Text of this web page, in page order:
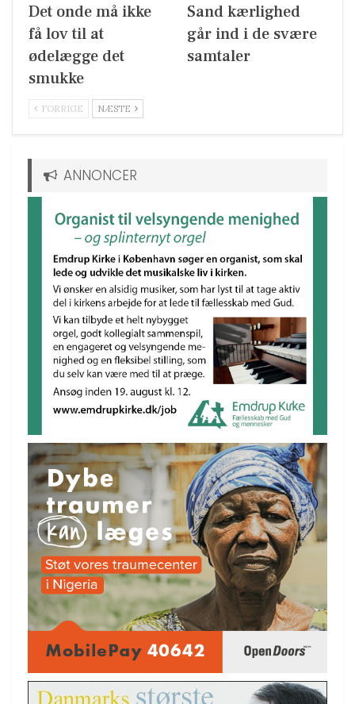
Det onde må ikke
få lov til at
ødelægge det
smukke
Sand kærlighed
går ind i de svære
samtaler
FORRIGE NÆSTE
ANNONCER